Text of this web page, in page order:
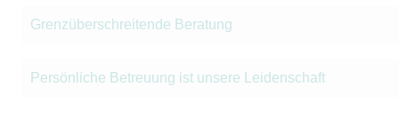
Grenzüberschreitende Beratung
Persönliche Betreuung ist unsere Leidenschaft